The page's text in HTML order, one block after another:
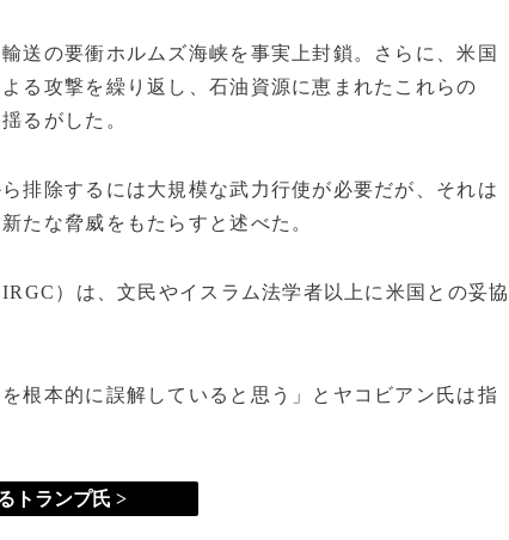
送の要衝ホルムズ海峡を事実上封鎖。さらに、米国
る攻撃を繰り返し、石油資源に恵まれたこれらの
るがした。
排除するには大規模な武力行使が必要だが、それは
たな脅威をもたらすと述べた。
）は、文民やイスラム法学者以上に米国との妥協
根本的に誤解していると思う」とヤコビアン氏は指
トランプ氏 >